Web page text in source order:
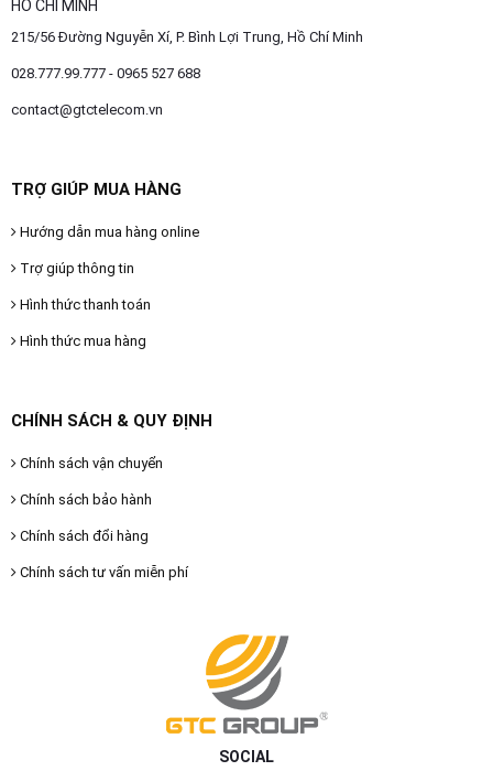
HỒ CHÍ MINH
215/56 Đường Nguyễn Xí, P. Bình Lợi Trung, Hồ Chí Minh
028.777.99.777 - 0965 527 688
contact@gtctelecom.vn
TRỢ GIÚP MUA HÀNG
Hướng dẫn mua hàng online
Trợ giúp thông tin
Hình thức thanh toán
Hình thức mua hàng
CHÍNH SÁCH & QUY ĐỊNH
Chính sách vận chuyển
Chính sách bảo hành
Chính sách đổi hàng
Chính sách tư vấn miễn phí
SOCIAL